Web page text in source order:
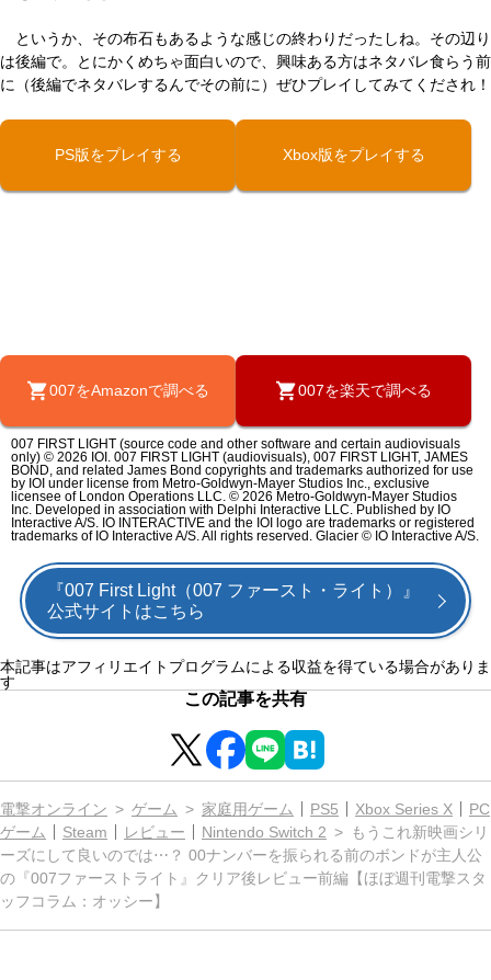
というか、その布石もあるような感じの終わりだったしね。その辺り
は後編で。とにかくめちゃ面白いので、興味ある方はネタバレ食らう前
に（後編でネタバレするんでその前に）ぜひプレイしてみてくだされ！
PS版をプレイする Xbox版をプレイする
007をAmazonで調べる 007を楽天で調べる
007 FIRST LIGHT (source code and other software and certain audiovisuals
only) © 2026 IOI. 007 FIRST LIGHT (audiovisuals), 007 FIRST LIGHT, JAMES
BOND, and related James Bond copyrights and trademarks authorized for use
by IOI under license from Metro-Goldwyn-Mayer Studios Inc., exclusive
licensee of London Operations LLC. © 2026 Metro-Goldwyn-Mayer Studios
Inc. Developed in association with Delphi Interactive LLC. Published by IO
Interactive A/S. IO INTERACTIVE and the IOI logo are trademarks or registered
trademarks of IO Interactive A/S. All rights reserved. Glacier © IO Interactive A/S.
『007 First Light（007 ファースト・ライト）』
公式サイトはこちら
本記事はアフィリエイトプログラムによる収益を得ている場合がありま
す
この記事を共有
電撃オンライン ゲーム 家庭用ゲーム PS5 Xbox Series X
PC
ゲーム
Steam レビュー Nintendo Switch 2
もうこれ新映画シリ
ーズにして良いのでは⋯？ 00ナンバーを振られる前のボンドが主人公
の『007ファーストライト』クリア後レビュー前編【ほぼ週刊電撃スタ
ッフコラム：オッシー】